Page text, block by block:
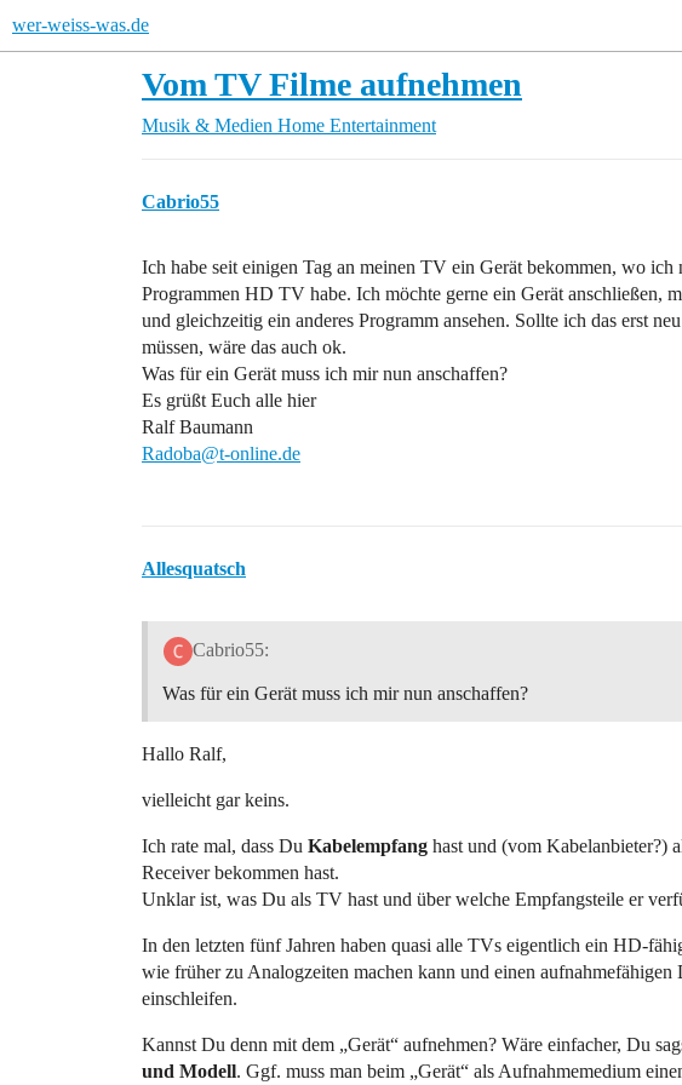
wer-weiss-was.de
Vom TV Filme aufnehmen
Musik & Medien Home Entertainment
Cabrio55
Ich habe seit einigen Tag an meinen TV ein Gerät bekommen, wo
Programmen HD TV habe. Ich möchte gerne ein Gerät anschließen,
und gleichzeitig ein anderes Programm ansehen. Sollte ich das erst
müssen, wäre das auch ok.
Was für ein Gerät muss ich mir nun anschaffen?
Es grüßt Euch alle hier
Ralf Baumann
Radoba@t-online.de
Allesquatsch
Cabrio55:
Was für ein Gerät muss ich mir nun anschaffen?
Hallo Ralf,
vielleicht gar keins.
Ich rate mal, dass Du Kabelempfang hast und (vom Kabelanbieter?)
Receiver bekommen hast.
Unklar ist, was Du als TV hast und über welche Empfangsteile er
In den letzten fünf Jahren haben quasi alle TVs eigentlich ein HD-
wie früher zu Analogzeiten machen kann und einen
einschleifen.
Kannst Du denn mit dem „Gerät“ aufnehmen? Wäre einfacher, Du
und Modell. Ggf. muss man beim „Gerät“ als Aufnahmemedium